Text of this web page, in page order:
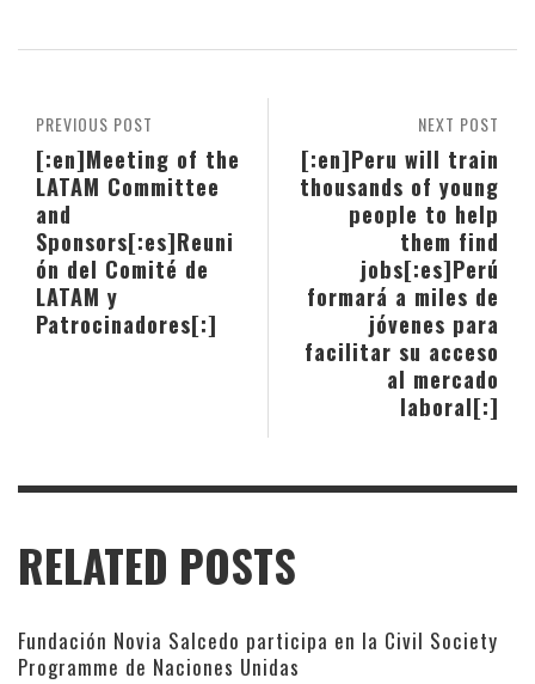
NEXT POST
[:en]Peru will train
thousands of young
people to help
them find
jobs[:es]Perú
formará a miles de
jóvenes para
facilitar su acceso
al mercado
laboral[:]
PREVIOUS POST
[:en]Meeting of the
LATAM Committee
and
Sponsors[:es]Reuni
ón del Comité de
LATAM y
Patrocinadores[:]
RELATED POSTS
Fundación Novia Salcedo participa en la Civil Society
Programme de Naciones Unidas